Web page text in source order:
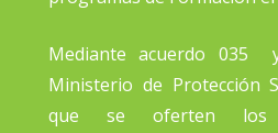
Mediante acuerdo 035
Ministerio de Protección
que se oferten los